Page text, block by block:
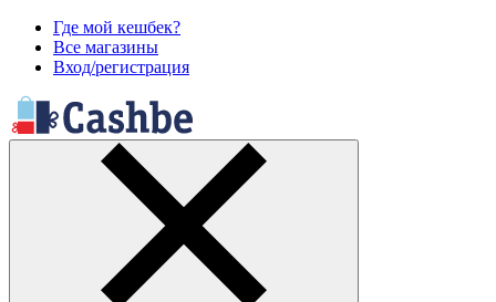
Где мой кешбек?
Все магазины
Вход/регистрация